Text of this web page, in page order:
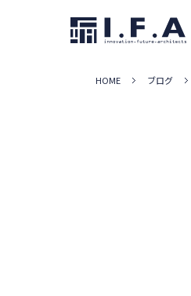
サー
HOME ブログ